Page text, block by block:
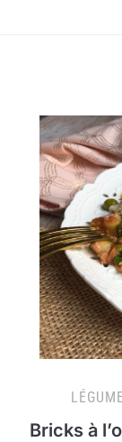
Bricks à